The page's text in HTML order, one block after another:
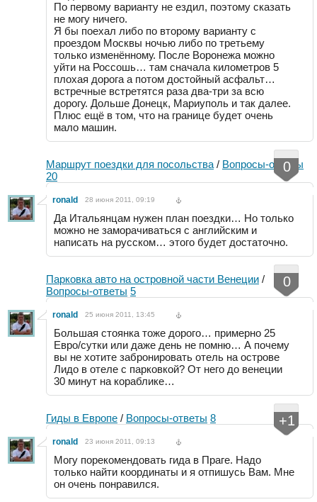
По первому варианту не ездил, поэтому сказать
не могу ничего.
Я бы поехал либо по второму варианту с
проездом Москвы ночью либо по третьему
только изменённому. После Воронежа можно
уйти на Россошь… там сначала километров 5
плохая дорога а потом достойный асфальт…
встречные встретятся раза два-три за всю
дорогу. Дольше Донецк, Мариуполь и так далее.
Плюс ещё в том, что на границе будет очень
мало машин.
Маршрут поездки для посольства / Вопросы-ответы
20
0
ronald 28 июня 2011, 09:19
Да Итальянцам нужен план поездки… Но только
можно не заморачиваться с английским и
написать на русском… этого будет достаточно.
Парковка авто на островной части Венеции /
Вопросы-ответы 5
0
ronald 25 июня 2011, 13:45
Большая стоянка тоже дорого… примерно 25
Евро/сутки или даже день не помню… А почему
вы не хотите забронировать отель на острове
Лидо в отеле с парковкой? От него до венеции
30 минут на кораблике…
Гиды в Европе / Вопросы-ответы 8 +1
ronald 23 июня 2011, 09:13
Могу порекомендовать гида в Праге. Надо
только найти координаты и я отпишусь Вам. Мне
он очень понравился.